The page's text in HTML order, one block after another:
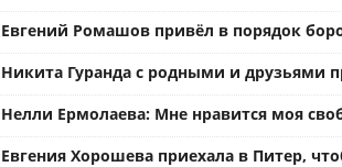
Евгений Ромашов привёл в порядок
Никита Гуранда с родными и друзьями
Нелли Ермолаева: Мне нравится моя
Евгения Хорошева приехала в Питер,